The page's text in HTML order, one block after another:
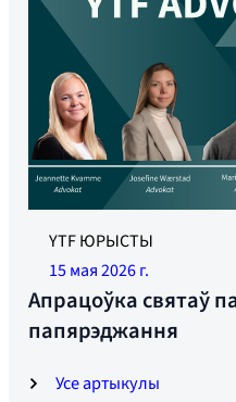
Усе артыкулы
YTF ЮРЫСТЫ
15 мая 2026 г.
Апрацоўка святаў
папярэджання